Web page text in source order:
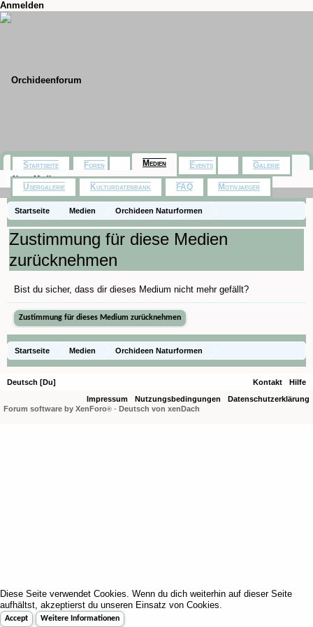
Anmelden
Startseite Medien
Orchideen Naturformen
Eulophiella elisabethae
Zustimmung für diese Medien
zurücknehmen
Bist du sicher, dass dir dieses Medium nicht mehr gefällt?
Startseite Medien
Orchideen Naturformen
Eulophiella elisabethae
Startseite Foren Medien
Neue Medien
Events Galerie
Usergalerie Kulturdatenbank FAQ Motivjaeger
Deutsch [Du] Kontakt
Hilfe
Impressum
Nutzungsbedingungen
Datenschutzerklärung
Forum software by XenForo® - Deutsch von xenDach
Diese Seite verwendet Cookies. Wenn du dich weiterhin auf dieser Seite
aufhältst, akzeptierst du unseren Einsatz von Cookies.
Accept Weitere Informationen